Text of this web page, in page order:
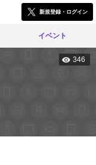
新規登録・ログイン
イベント
346